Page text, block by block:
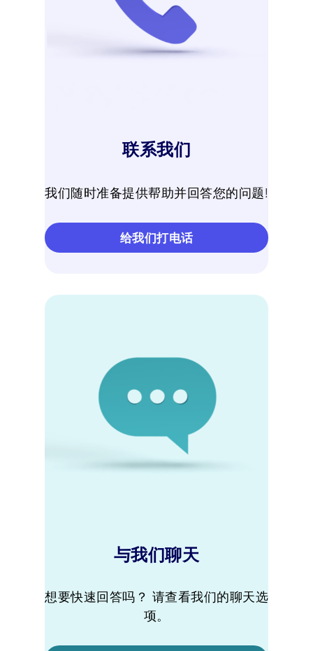
联系我们
我们随时准备提供帮助并回答您的问题!
给我们打电话
与我们聊天
想要快速回答吗？ 请查看我们的聊天选
项。